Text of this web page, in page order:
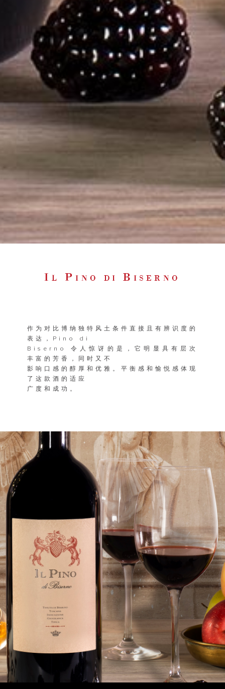
I L P INO DI B ISERNO
作为对比博纳独特风土条件直接且有辨识度的
表达，Pino di
Biserno 令人惊讶的是，它明显具有层次
丰富的芳香，同时又不
影响口感的醇厚和优雅。平衡感和愉悦感体现
了这款酒的适应
广度和成功。